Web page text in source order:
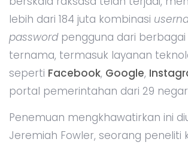
lebih dari 184 juta kombinasi
passwordpengguna dari
ternama, termasuk layanan
seperti Facebook, Google,
portal pemerintahan dari 29
Penemuan mengkhawatirkan ini
Jeremiah Fowler, seorang peneliti